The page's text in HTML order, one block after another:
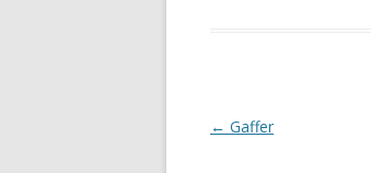
Beitragsnavigation
← Gaffer